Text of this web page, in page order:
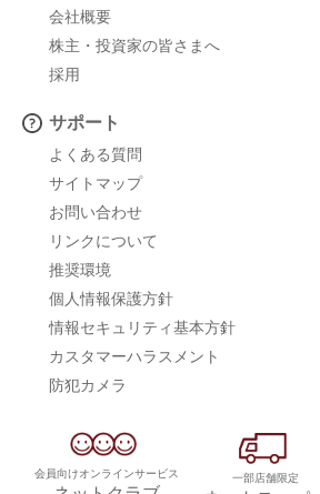
会社概要
株主・投資家の皆さまへ
採用
サポート
よくある質問
サイトマップ
お問い合わせ
リンクについて
推奨環境
個人情報保護方針
情報セキュリティ基本方針
カスタマーハラスメント
防犯カメラ
会員向けオンラインサービス 一部店舗限定